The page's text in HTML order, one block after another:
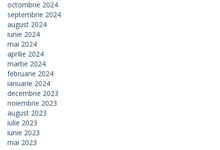
octombrie 2024
septembrie 2024
august 2024
iunie 2024
mai 2024
aprilie 2024
martie 2024
februarie 2024
ianuarie 2024
decembrie 2023
noiembrie 2023
august 2023
iulie 2023
iunie 2023
mai 2023